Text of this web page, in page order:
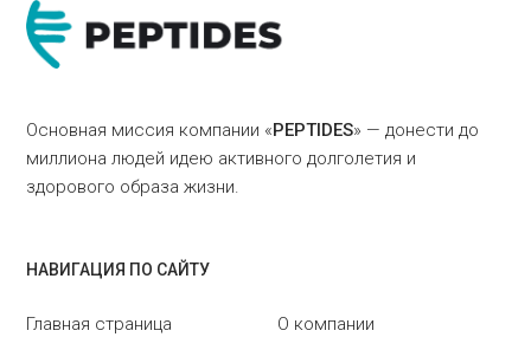
Основная миссия компании «PEPTIDES» — донести до
миллиона людей идею активного долголетия и
здорового образа жизни.
НАВИГАЦИЯ ПО САЙТУ
Главная страница
О компании